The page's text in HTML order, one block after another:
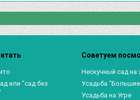
или "сад без
Советуем
Нескучный сад на
Усадьба
Усадьба на Угре